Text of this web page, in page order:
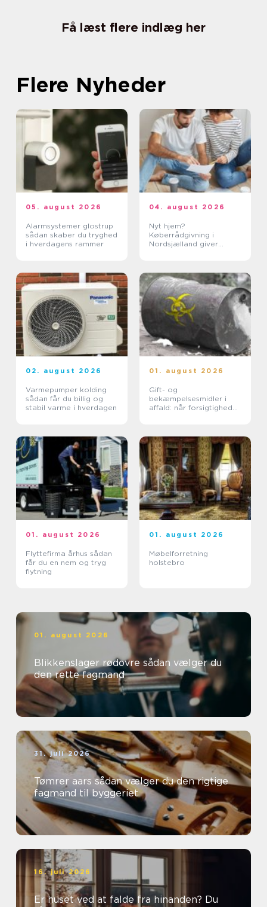
Få læst flere indlæg her
Flere Nyheder
05. august 2026
Alarmsystemer glostrup
sådan skaber du tryghed
i hverdagens rammer
04. august 2026
Nyt hjem?
Køberrådgivning i
Nordsjælland giver
02. august 2026
Varmepumper kolding
sådan får du billig og
stabil varme i hverdagen
01. august 2026
Gift- og
bekæmpelsesmidler i
affald: når forsigtighed
01. august 2026
Flyttefirma århus sådan
får du en nem og tryg
flytning
01. august 2026
Møbelforretning
holstebro
01. august 2026
Blikkenslager rødovre sådan vælger du
den rette fagmand
31. juli 2026
Tømrer aars sådan vælger du den rigtige
fagmand til byggeriet
16. juli 2026
Er huset ved at falde fra hinanden? Du